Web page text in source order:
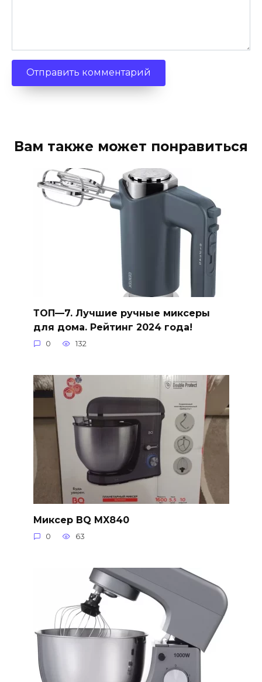
Вам также может понравиться
ТОП—7. Лучшие ручные миксеры
для дома. Рейтинг 2024 года!
0 132
Миксер BQ MX840
0 63